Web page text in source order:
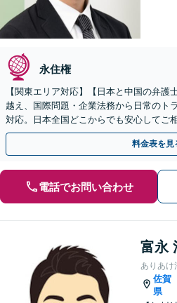
永住権
【関東エリア対応】【日本と中国の弁護
越え、国際問題・企業法務から日常のト
対応。日本全国どこからでも安心してご
歩を踏み出してみませんか。【初回相談
料金表を見
電話でお問い合わせ
富永
ありあけ
佐賀
県